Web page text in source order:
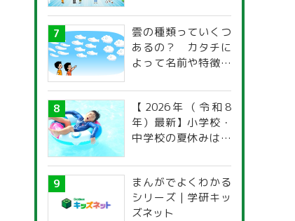
雲の種類っていくつ
あるの？ カタチに
よって名前や特徴が
【2026年（令和8
年）最新】小学校・
中学校の夏休みはい
道府県別「夏季休暇
一覧」
まんがでよくわかる
シリーズ | 学研キッ
ズネット